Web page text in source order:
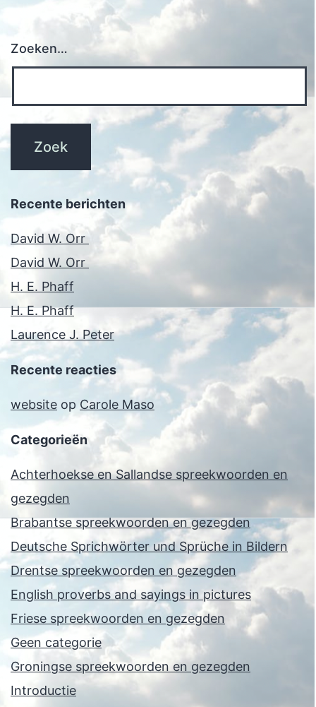
Zoeken…
Recente berichten
David W. Orr
David W. Orr
H. E. Phaff
H. E. Phaff
Laurence J. Peter
Recente reacties
website op Carole Maso
Categorieën
Achterhoekse en Sallandse spreekwoorden en
gezegden
Brabantse spreekwoorden en gezegden
Deutsche Sprichwörter und Sprüche in Bildern
Drentse spreekwoorden en gezegden
English proverbs and sayings in pictures
Friese spreekwoorden en gezegden
Geen categorie
Groningse spreekwoorden en gezegden
Introductie